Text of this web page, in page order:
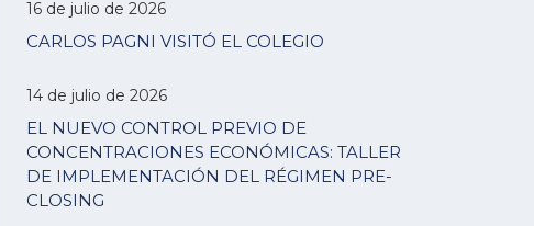
16 de julio de 2026
CARLOS PAGNI VISITÓ EL COLEGIO
14 de julio de 2026
EL NUEVO CONTROL PREVIO DE
CONCENTRACIONES ECONÓMICAS: TALLER
DE IMPLEMENTACIÓN DEL RÉGIMEN PRE-
CLOSING